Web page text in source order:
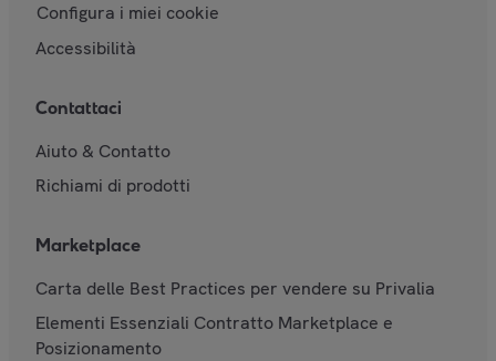
Configura i miei cookie
Accessibilità
Contattaci
Aiuto & Contatto
Richiami di prodotti
Marketplace
Carta delle Best Practices per vendere su Privalia
Elementi Essenziali Contratto Marketplace e
Posizionamento